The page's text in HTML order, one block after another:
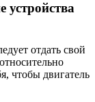
отдать свой
чтобы двигатель